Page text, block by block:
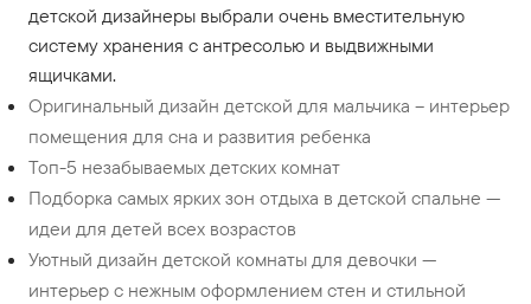
детской дизайнеры выбрали очень вместительную
систему хранения с антресолью и выдвижными
ящичками.
Оригинальный дизайн детской для мальчика – интерьер
помещения для сна и развития ребенка
Топ-5 незабываемых детских комнат
Подборка самых ярких зон отдыха в детской спальне —
идеи для детей всех возрастов
Уютный дизайн детской комнаты для девочки —
интерьер с нежным оформлением стен и стильной